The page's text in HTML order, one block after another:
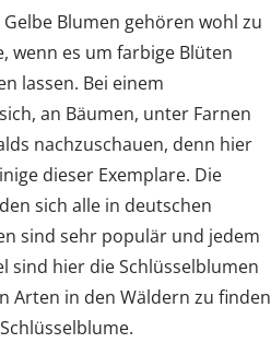
Blumen gehören wohl zu
wenn es um farbige Blüten
lassen. Bei einem
an Bäumen, unter Farnen
nachzuschauen, denn hier
dieser Exemplare. Die
sich alle in deutschen
sind sehr populär und jedem
sind hier die Schlüsselblumen
Arten in den Wäldern zu finden